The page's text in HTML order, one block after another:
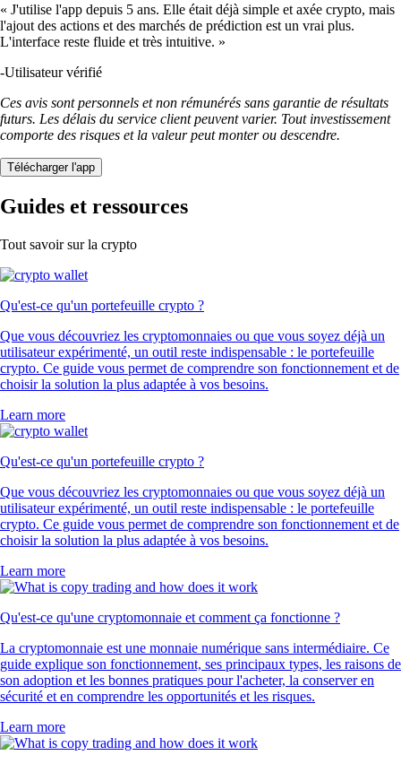
« J'utilise l'app depuis 5 ans. Elle était déjà simple et axée crypto, mais
l'ajout des actions et des marchés de prédiction est un vrai plus.
L'interface reste fluide et très intuitive. »
-Utilisateur vérifié
Ces avis sont personnels et non rémunérés sans garantie de résultats
futurs. Les délais du service client peuvent varier. Tout investissement
comporte des risques et la valeur peut monter ou descendre.
Télécharger l'app
Guides et ressources
Tout savoir sur la crypto
Qu'est-ce qu'un portefeuille crypto ?
Que vous découvriez les cryptomonnaies ou que vous soyez déjà un
utilisateur expérimenté, un outil reste indispensable : le portefeuille
crypto. Ce guide vous permet de comprendre son fonctionnement et de
choisir la solution la plus adaptée à vos besoins.
Learn more
Qu'est-ce qu'un portefeuille crypto ?
Que vous découvriez les cryptomonnaies ou que vous soyez déjà un
utilisateur expérimenté, un outil reste indispensable : le portefeuille
crypto. Ce guide vous permet de comprendre son fonctionnement et de
choisir la solution la plus adaptée à vos besoins.
Learn more
Qu'est-ce qu'une cryptomonnaie et comment ça fonctionne ?
La cryptomonnaie est une monnaie numérique sans intermédiaire. Ce
guide explique son fonctionnement, ses principaux types, les raisons de
son adoption et les bonnes pratiques pour l'acheter, la conserver en
sécurité et en comprendre les opportunités et les risques.
Learn more